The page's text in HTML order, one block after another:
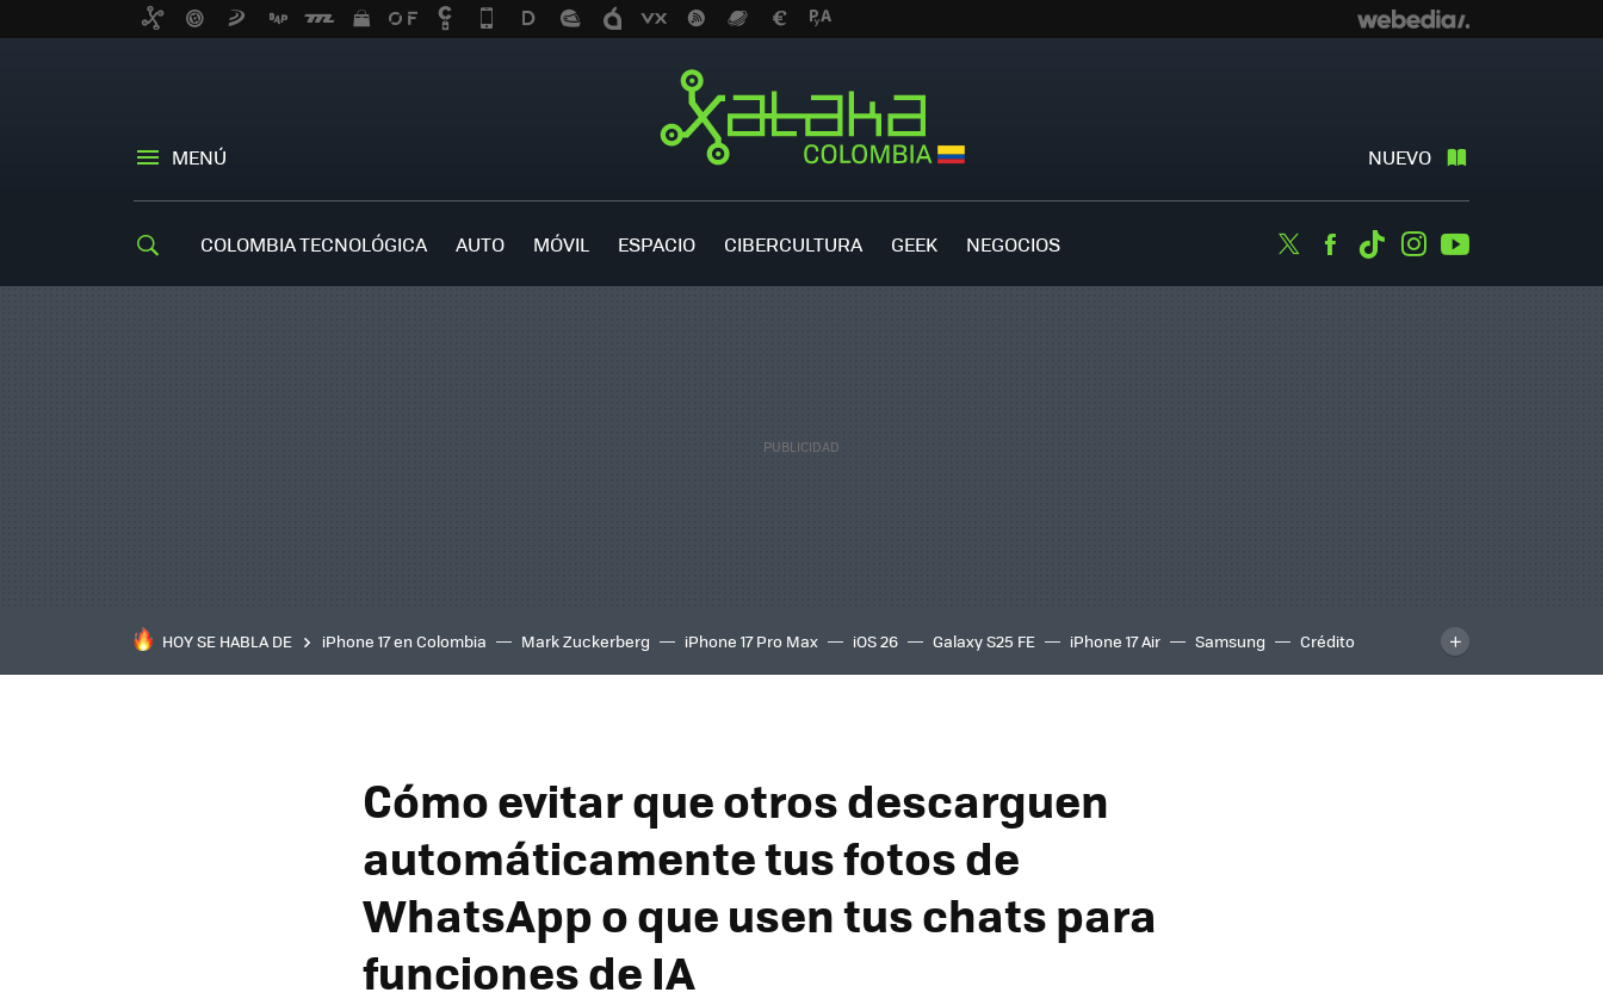
MENÚ NUEVO
COLOMBIA TECNOLÓGICA AUTO MÓVIL ESPACIO CIBERCULTURA GEEK NEGOCIOS TwitterFacebook
TiktokInstagram
HOY SE HABLA DE iPhone 17 en Colombia Mark Zuckerberg iPhone 17 Pro Max iOS 26 Galaxy S25 FE iPhone 17 Air Samsung
Crédito
inteligente
IA TCL C8K
Cómo evitar que otros descarguen
automáticamente tus fotos de
WhatsApp o que usen tus chats para
funciones de IA